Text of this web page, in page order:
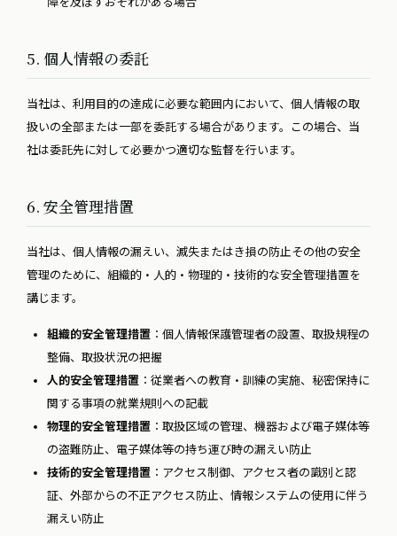
5. 個人情報の委託
当社は、利用目的の達成に必要な範囲内において、個人情報の取
扱いの全部または一部を委託する場合があります。この場合、当
社は委託先に対して必要かつ適切な監督を行います。
6. 安全管理措置
当社は、個人情報の漏えい、滅失またはき損の防止その他の安全
管理のために、組織的・人的・物理的・技術的な安全管理措置を
講じます。
組織的安全管理措置：個人情報保護管理者の設置、取扱規程の
整備、取扱状況の把握
人的安全管理措置：従業者への教育・訓練の実施、秘密保持に
関する事項の就業規則への記載
物理的安全管理措置：取扱区域の管理、機器および電子媒体等
の盗難防止、電子媒体等の持ち運び時の漏えい防止
技術的安全管理措置：アクセス制御、アクセス者の識別と認
証、外部からの不正アクセス防止、情報システムの使用に伴う
漏えい防止